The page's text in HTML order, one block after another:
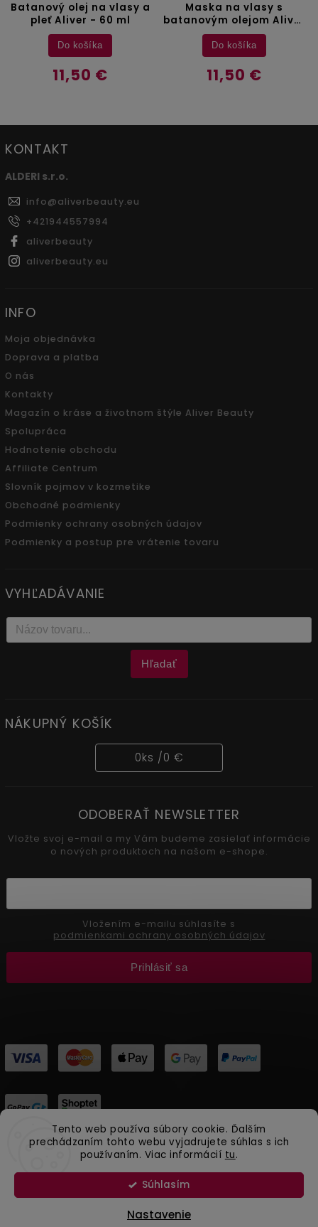
Tento web používa súbory cookie. Ďalším
prechádzaním tohto webu vyjadrujete súhlas s ich
používaním. Viac informácií tu.
Súhlasím
Nastavenie
Prírodná kozmetika Aliver Beauty
Batanový olej na vlasy a
pleť Aliver - 60 ml
11,50 €
Do košíka
Maska na vlasy s
batanovým olejom Aliver
- 60 g
11,50 €
Do košíka
KONTAKT
ALDERI s.r.o.
info@aliverbeauty.eu
+421944557994
aliverbeauty
aliverbeauty.eu
INFO
Moja objednávka
Doprava a platba
O nás
Kontakty
Magazín o kráse a životnom štýle Aliver Beauty
Spolupráca
Hodnotenie obchodu
Affiliate Centrum
Slovník pojmov v kozmetike
Obchodné podmienky
Podmienky ochrany osobných údajov
Podmienky a postup pre vrátenie tovaru
VYHĽADÁVANIE
Hľadať
NÁKUPNÝ KOŠÍK
0ks /0 €
ODOBERAŤ NEWSLETTER
Vložte svoj e-mail a my Vám budeme zasielať informácie
o nových produktoch na našom e-shope.
podmienkami ochrany osobných údajov
Prihlásiť sa
Copyright 2026Aliver Beauty . Všetky práva vyhradené.
Shoptet | Design